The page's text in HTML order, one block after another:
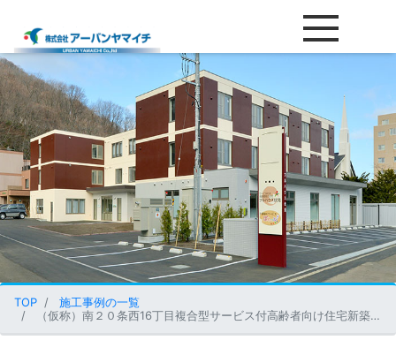
（仮称）南２０条西16丁目複
TOP
施工事例の一覧
（仮称）南２０条西16丁目複合型サービス付高齢者向け住宅新築工事